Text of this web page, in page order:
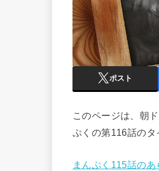
ポスト
このページは、朝
ぷくの第116話のタ
まんぷく115話のあ